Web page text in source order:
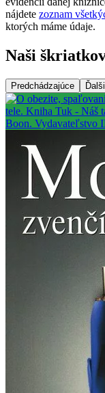
nájdete zoznam
ktorých máme údaje.
Naši
Predchádzajúce